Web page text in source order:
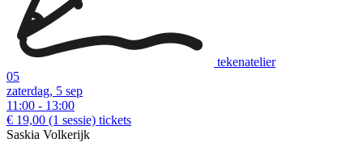
tekenatelier
05
zaterdag, 5 sep
11:00 - 13:00
€ 19,00 (1 sessie) tickets
Saskia Volkerijk